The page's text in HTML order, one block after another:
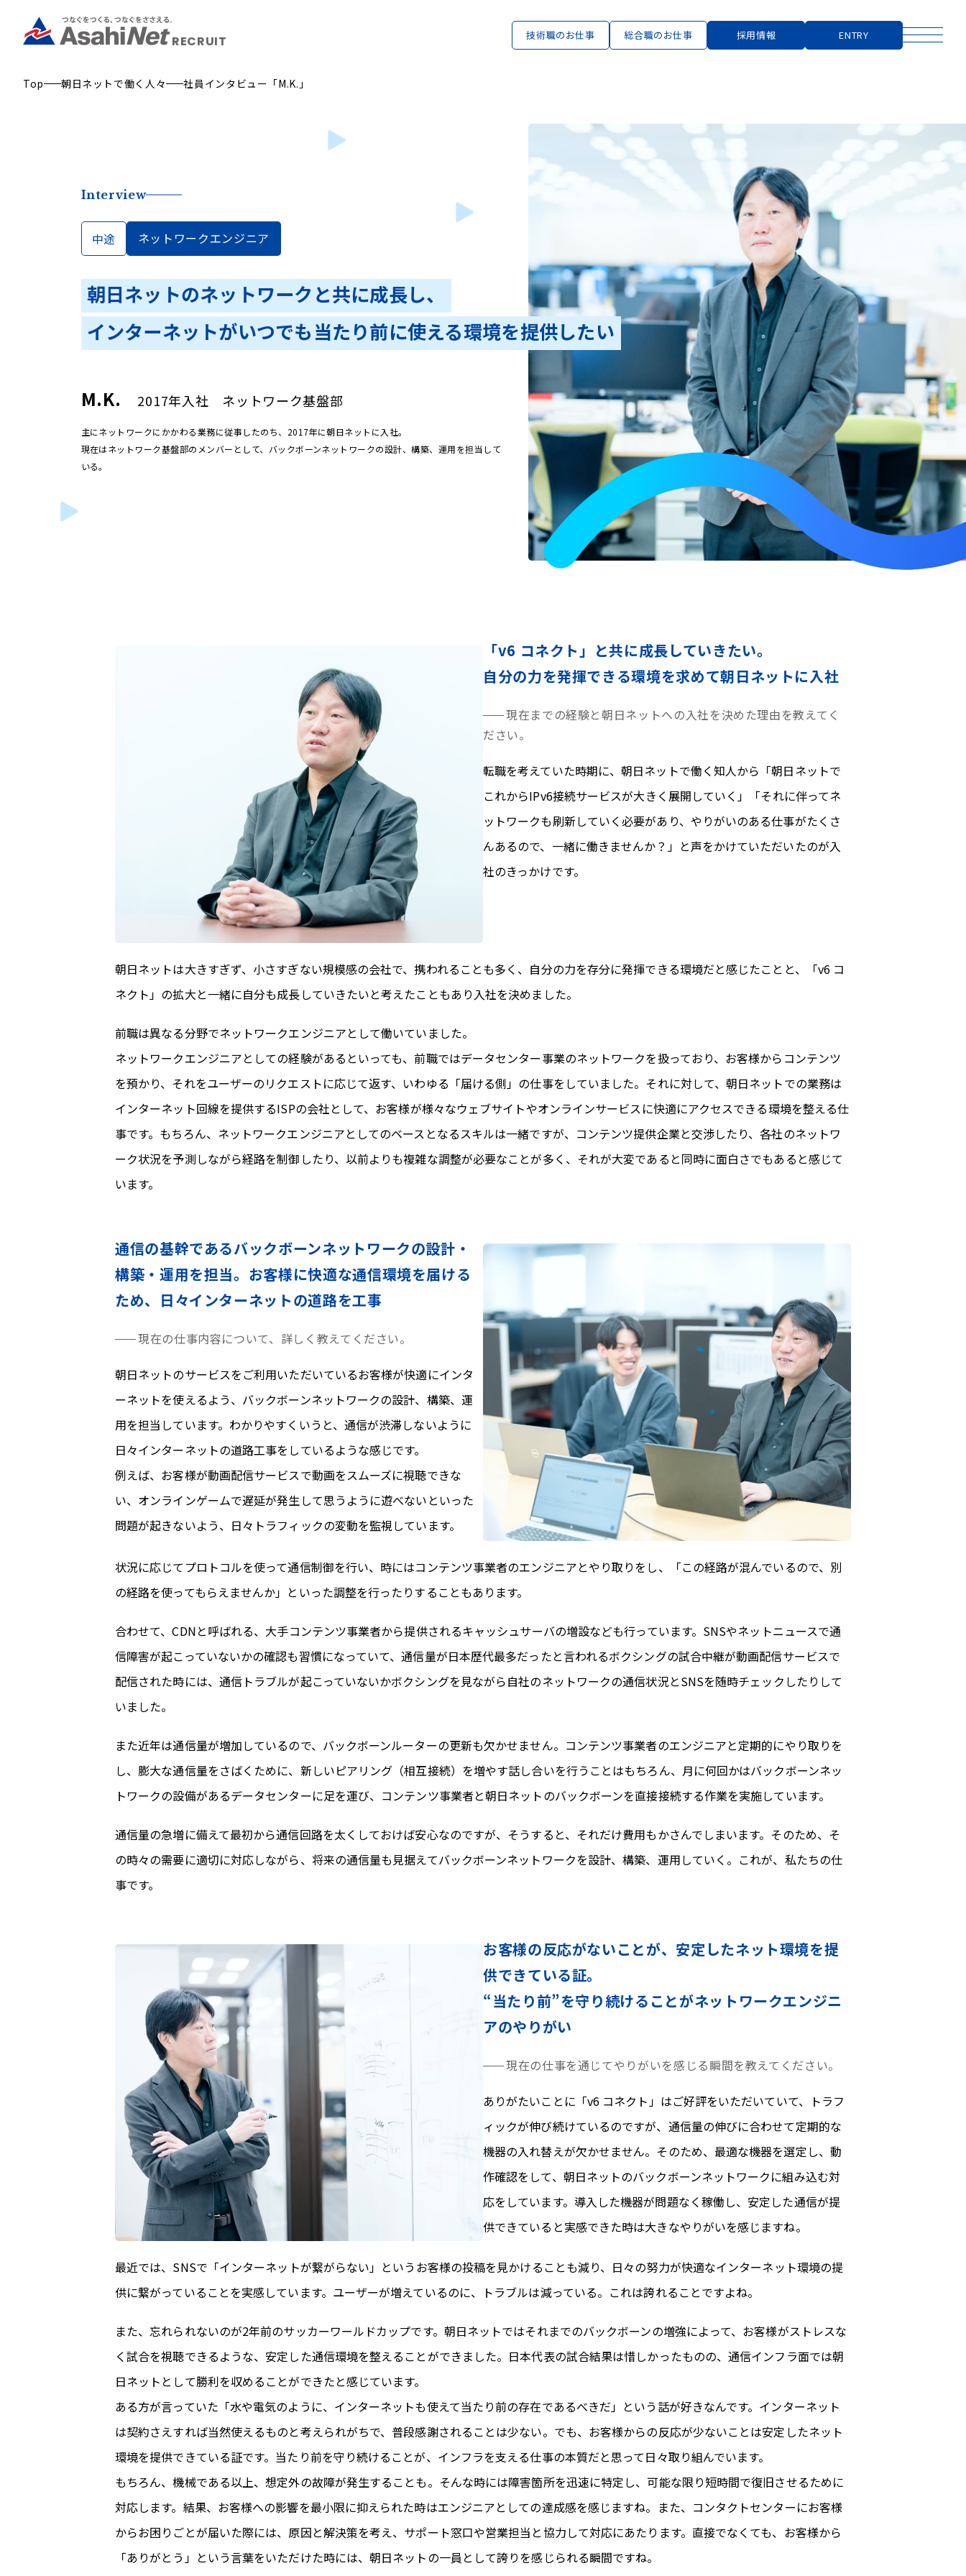
RECRUIT 技術職のお仕事 総合職のお仕事 採用情報 ENTRY
Top 朝日ネットで働く人々 社員インタビュー「M.K.」
Interview
中途 ネットワークエンジニア
朝日ネットのネットワークと共に成長し、
インターネットがいつでも当たり前に使える環境を提供したい
M.K. 2017年入社 ネットワーク基盤部
主にネットワークにかかわる業務に従事したのち、2017年に朝日ネットに入社。
現在はネットワーク基盤部のメンバーとして、バックボーンネットワークの設計、構築、運用を担当して
いる。
「v6 コネクト」と共に成長していきたい。
自分の力を発揮できる環境を求めて朝日ネットに入社
現在までの経験と朝日ネットへの入社を決めた理由を教えてく
ださい。
転職を考えていた時期に、朝日ネットで働く知人から「朝日ネットで
これからIPv6接続サービスが大きく展開していく」「それに伴ってネ
ットワークも刷新していく必要があり、やりがいのある仕事がたくさ
んあるので、一緒に働きませんか？」と声をかけていただいたのが入
社のきっかけです。
朝日ネットは大きすぎず、小さすぎない規模感の会社で、携われることも多く、自分の力を存分に発揮できる環境だと感じたことと、「v6 コ
ネクト」の拡大と一緒に自分も成長していきたいと考えたこともあり入社を決めました。
前職は異なる分野でネットワークエンジニアとして働いていました。
ネットワークエンジニアとしての経験があるといっても、前職ではデータセンター事業のネットワークを扱っており、お客様からコンテンツ
を預かり、それをユーザーのリクエストに応じて返す、いわゆる「届ける側」の仕事をしていました。それに対して、朝日ネットでの業務は
インターネット回線を提供するISPの会社として、お客様が様々なウェブサイトやオンラインサービスに快適にアクセスできる環境を整える仕
事です。もちろん、ネットワークエンジニアとしてのベースとなるスキルは一緒ですが、コンテンツ提供企業と交渉したり、各社のネットワ
ーク状況を予測しながら経路を制御したり、以前よりも複雑な調整が必要なことが多く、それが大変であると同時に面白さでもあると感じて
います。
通信の基幹であるバックボーンネットワークの設計・
構築・運用を担当。お客様に快適な通信環境を届ける
ため、日々インターネットの道路を工事
現在の仕事内容について、詳しく教えてください。
朝日ネットのサービスをご利用いただいているお客様が快適にインタ
ーネットを使えるよう、バックボーンネットワークの設計、構築、運
用を担当しています。わかりやすくいうと、通信が渋滞しないように
日々インターネットの道路工事をしているような感じです。
例えば、お客様が動画配信サービスで動画をスムーズに視聴できな
い、オンラインゲームで遅延が発生して思うように遊べないといった
問題が起きないよう、日々トラフィックの変動を監視しています。
状況に応じてプロトコルを使って通信制御を行い、時にはコンテンツ事業者のエンジニアとやり取りをし、「この経路が混んでいるので、別
の経路を使ってもらえませんか」といった調整を行ったりすることもあります。
合わせて、CDNと呼ばれる、大手コンテンツ事業者から提供されるキャッシュサーバの増設なども行っています。SNSやネットニュースで通
信障害が起こっていないかの確認も習慣になっていて、通信量が日本歴代最多だったと言われるボクシングの試合中継が動画配信サービスで
配信された時には、通信トラブルが起こっていないかボクシングを見ながら自社のネットワークの通信状況とSNSを随時チェックしたりして
いました。
また近年は通信量が増加しているので、バックボーンルーターの更新も欠かせません。コンテンツ事業者のエンジニアと定期的にやり取りを
し、膨大な通信量をさばくために、新しいピアリング（相互接続）を増やす話し合いを行うことはもちろん、月に何回かはバックボーンネッ
トワークの設備があるデータセンターに足を運び、コンテンツ事業者と朝日ネットのバックボーンを直接接続する作業を実施しています。
通信量の急増に備えて最初から通信回路を太くしておけば安心なのですが、そうすると、それだけ費用もかさんでしまいます。そのため、そ
の時々の需要に適切に対応しながら、将来の通信量も見据えてバックボーンネットワークを設計、構築、運用していく。これが、私たちの仕
事です。
お客様の反応がないことが、安定したネット環境を提
供できている証。
“当たり前”を守り続けることがネットワークエンジニ
アのやりがい
現在の仕事を通じてやりがいを感じる瞬間を教えてください。
ありがたいことに「v6 コネクト」はご好評をいただいていて、トラフ
ィックが伸び続けているのですが、通信量の伸びに合わせて定期的な
機器の入れ替えが欠かせません。そのため、最適な機器を選定し、動
作確認をして、朝日ネットのバックボーンネットワークに組み込む対
応をしています。導入した機器が問題なく稼働し、安定した通信が提
供できていると実感できた時は大きなやりがいを感じますね。
最近では、SNSで「インターネットが繋がらない」というお客様の投稿を見かけることも減り、日々の努力が快適なインターネット環境の提
供に繋がっていることを実感しています。ユーザーが増えているのに、トラブルは減っている。これは誇れることですよね。
また、忘れられないのが2年前のサッカーワールドカップです。朝日ネットではそれまでのバックボーンの増強によって、お客様がストレスな
く試合を視聴できるような、安定した通信環境を整えることができました。日本代表の試合結果は惜しかったものの、通信インフラ面では朝
日ネットとして勝利を収めることができたと感じています。
ある方が言っていた「水や電気のように、インターネットも使えて当たり前の存在であるべきだ」という話が好きなんです。インターネット
は契約さえすれば当然使えるものと考えられがちで、普段感謝されることは少ない。でも、お客様からの反応が少ないことは安定したネット
環境を提供できている証です。当たり前を守り続けることが、インフラを支える仕事の本質だと思って日々取り組んでいます。
もちろん、機械である以上、想定外の故障が発生することも。そんな時には障害箇所を迅速に特定し、可能な限り短時間で復旧させるために
対応します。結果、お客様への影響を最小限に抑えられた時はエンジニアとしての達成感を感じますね。また、コンタクトセンターにお客様
からお困りごとが届いた際には、原因と解決策を考え、サポート窓口や営業担当と協力して対応にあたります。直接でなくても、お客様から
「ありがとう」という言葉をいただけた時には、朝日ネットの一員として誇りを感じられる瞬間ですね。